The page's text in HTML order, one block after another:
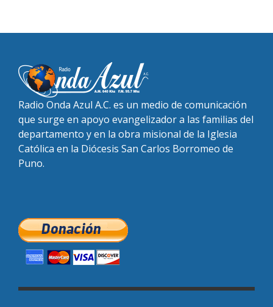
Radio Onda Azul A.C. es un medio de comunicación
que surge en apoyo evangelizador a las familias del
departamento y en la obra misional de la Iglesia
Católica en la Diócesis San Carlos Borromeo de
Puno.